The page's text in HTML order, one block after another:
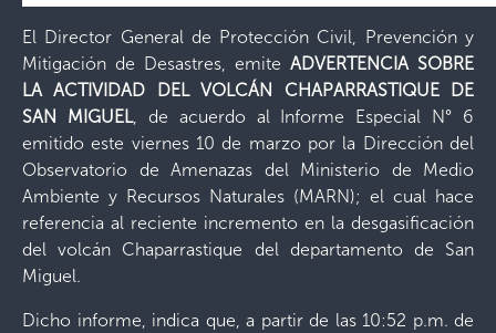
El Director General de Protección Civil, Prevención y
Mitigación de Desastres, emite ADVERTENCIA SOBRE
LA ACTIVIDAD DEL VOLCÁN CHAPARRASTIQUE DE
SAN MIGUEL, de acuerdo al Informe Especial N° 6
emitido este viernes 10 de marzo por la Dirección del
Observatorio de Amenazas del Ministerio de Medio
Ambiente y Recursos Naturales (MARN); el cual hace
referencia al reciente incremento en la desgasificación
del volcán Chaparrastique del departamento de San
Miguel.
Dicho informe, indica que, a partir de las 10:52 p.m. de